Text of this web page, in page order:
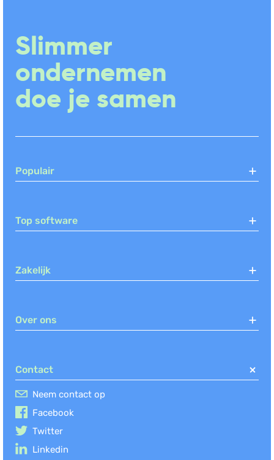
Slimmer
ondernemen
doe je samen
Populair
Top software
Zakelijk
Over ons
Contact
Neem contact op
Facebook
Twitter
Linkedin